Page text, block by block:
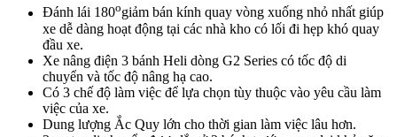
Đánh lái 180ogiảm bán kính quay vòng xuống nhỏ nhất giúp
xe dễ dàng hoạt động tại các nhà kho có lối đi hẹp khó quay
đầu xe.
Xe nâng điện 3 bánh Heli dòng G2 Series có tốc độ di
chuyển và tốc độ nâng hạ cao.
Có 3 chế độ làm việc để lựa chọn tùy thuộc vào yêu cầu làm
việc của xe.
Dung lượng Ắc Quy lớn cho thời gian làm việc lâu hơn.